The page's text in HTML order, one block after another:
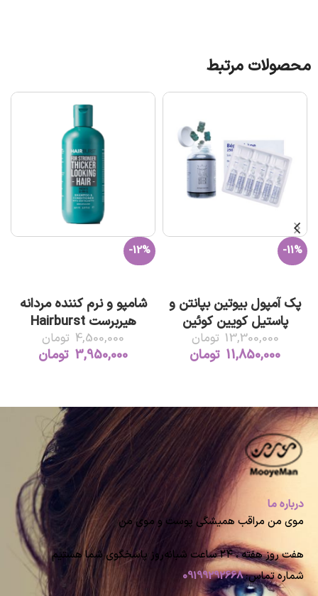
محصولات مرتبط
-11%
پک آمپول بیوتین بپانتن و
پاستیل کویین کوئین
13,300,000 تومان
11,850,000 تومان
-12%
شامپو و نرم کننده مردانه
هیربرست Hairburst
4,500,000 تومان
3,950,000 تومان
درباره ما
موی من مراقب همیشگی پوست و موی من
هفت روز هفته ، ۲۴ ساعت شبانه‌روز پاسخگوی شما هستیم
شماره تماس:09199292668